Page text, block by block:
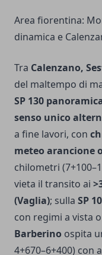
Area fiorentina:
dinamica e
Tra Calenzano,
del maltempo di
SP 130
senso unico
a fine lavori, con
meteo arancione
chilometri
vieta il transito ai
(Vaglia); sulla SP
con regimi a vista
Barberino ospita
4+670–6+400) con